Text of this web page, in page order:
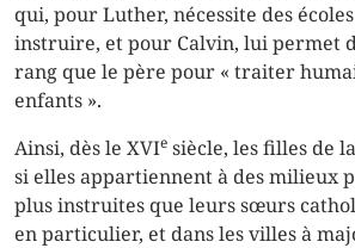
qui, pour Luther, nécessite des
instruire, et pour Calvin, lui permet
rang que le père pour « traiter
enfants ».
Ainsi, dès le XVIe siècle, les filles de
si elles appartiennent à des milieux
plus instruites que leurs sœurs
en particulier, et dans les villes à